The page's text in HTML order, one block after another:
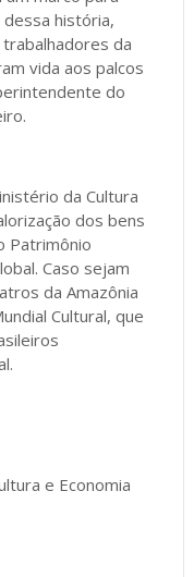
história,
da
vida aos palcos
do
da Cultura
dos bens
Patrimônio
Caso sejam
da Amazônia
Cultural, que
e Economia